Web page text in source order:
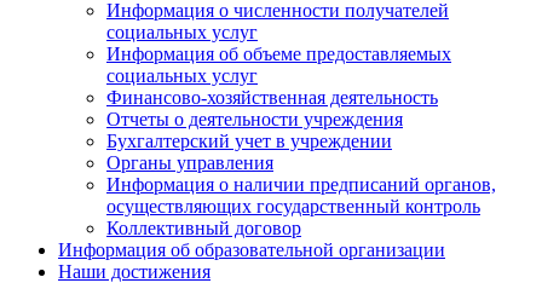
Информация о численности получателей
социальных услуг
Информация об объеме предоставляемых
социальных услуг
Финансово-хозяйственная деятельность
Отчеты о деятельности учреждения
Бухгалтерский учет в учреждении
Органы управления
Информация о наличии предписаний органов,
осуществляющих государственный контроль
Коллективный договор
Информация об образовательной организации
Наши достижения